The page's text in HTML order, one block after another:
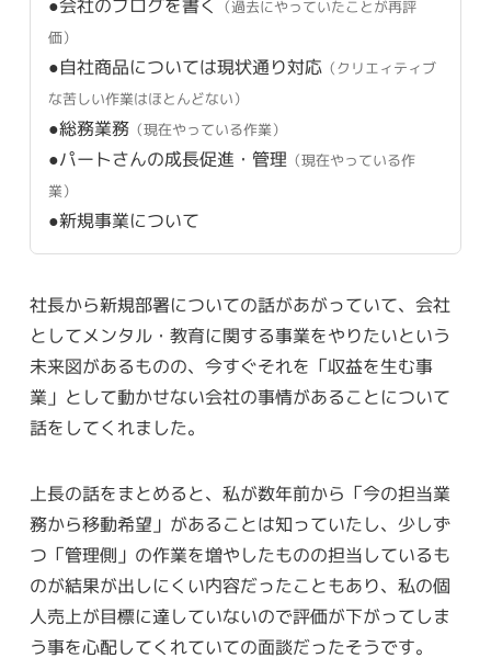
●会社のブログを書く
（過去にやっていたことが再評
価）
●自社商品については現状通り対応（クリエィティブ
な苦しい作業はほとんどない）
●総務業務（現在やっている作業）
●パートさんの成長促進・管理 （現在やっている作
業）
●新規事業について
社長から新規部署についての話があがっていて、会社
としてメンタル・教育に関する事業をやりたいという
未来図があるものの、今すぐそれを「収益を生む事
業」として動かせない会社の事情があることについて
話をしてくれました。
上長の話をまとめると、私が数年前から「今の担当業
務から移動希望」があることは知っていたし、少しず
つ「管理側」の作業を増やしたものの担当しているも
のが結果が出しにくい内容だったこともあり、私の個
人売上が目標に達していないので評価が下がってしま
う事を心配してくれていての面談だったそうです。